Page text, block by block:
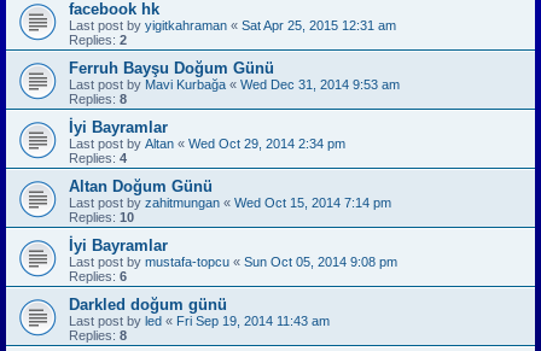
facebook hk
Last post by yigitkahraman « Sat Apr 25, 2015 12:31 am
Replies: 2
Ferruh Bayşu Doğum Günü
Last post by Mavi Kurbağa « Wed Dec 31, 2014 9:53 am
Replies: 8
İyi Bayramlar
Last post by Altan « Wed Oct 29, 2014 2:34 pm
Replies: 4
Altan Doğum Günü
Last post by zahitmungan « Wed Oct 15, 2014 7:14 pm
Replies: 10
İyi Bayramlar
Last post by mustafa-topcu « Sun Oct 05, 2014 9:08 pm
Replies: 6
Darkled doğum günü
Last post by led « Fri Sep 19, 2014 11:43 am
Replies: 8